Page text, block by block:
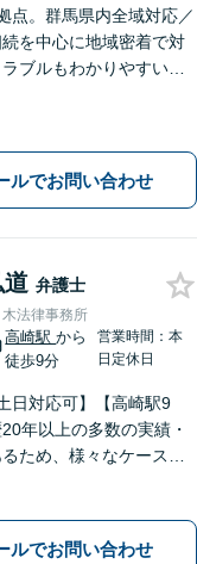
点。群馬県内全域対応／
を中心に地域密着で対
ブルもわかりやすい言
ルでお問い合わせ
道 弁護士
法律事務所
高崎駅から
徒歩9分
営業時間：本
日定休日
日対応可】【高崎駅9
年以上の多数の実績・
ため、様々なケースで
を活かして共同して取り
ルでお問い合わせ